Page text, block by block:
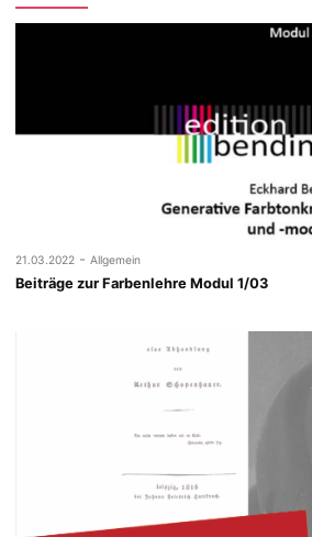
21.03.2022 - Allgemein
Beiträge zur Farbenlehre Modul 1/03